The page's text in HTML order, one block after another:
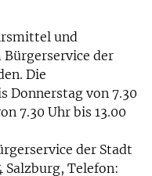
und
der
Die
Donnerstag von 7.30
7.30 Uhr bis 13.00
der Stadt
Telefon: